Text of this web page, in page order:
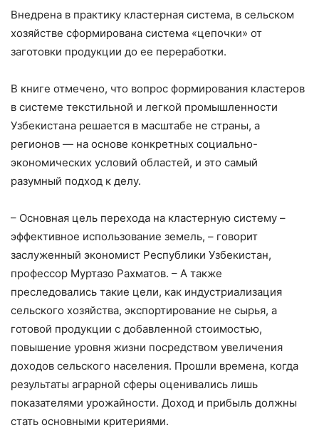
Внедрена в практику кластерная система, в сельском
хозяйстве сформирована система «цепочки» от
заготовки продукции до ее переработки.
В книге отмечено, что вопрос формирования кластеров
в системе текстильной и легкой промышленности
Узбекистана решается в масштабе не страны, а
регионов — на основе конкретных социально-
экономических условий областей, и это самый
разумный подход к делу.
– Основная цель перехода на кластерную систему –
эффективное использование земель, – говорит
заслуженный экономист Республики Узбекистан,
профессор Муртазо Рахматов. – А также
преследовались такие цели, как индустриализация
сельского хозяйства, экспортирование не сырья, а
готовой продукции с добавленной стоимостью,
повышение уровня жизни посредством увеличения
доходов сельского населения. Прошли времена, когда
результаты аграрной сферы оценивались лишь
показателями урожайности. Доход и прибыль должны
стать основными критериями.